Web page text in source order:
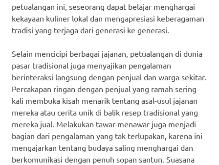
petualangan ini, seseorang dapat belajar menghargai
kekayaan kuliner lokal dan mengapresiasi keberagaman
tradisi yang terjaga dari generasi ke generasi.
Selain mencicipi berbagai jajanan, petualangan di dunia
pasar tradisional juga menyajikan pengalaman
berinteraksi langsung dengan penjual dan warga sekitar.
Percakapan ringan dengan penjual yang ramah sering
kali membuka kisah menarik tentang asal-usul jajanan
mereka atau cerita unik di balik resep tradisional yang
mereka jual. Melakukan tawar-menawar juga menjadi
bagian dari pengalaman yang tak terlupakan, karena ini
mengajarkan tentang budaya saling menghargai dan
berkomunikasi dengan penuh sopan santun. Suasana